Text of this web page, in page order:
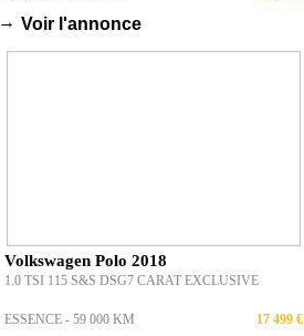
→ Voir l'annonce
Volkswagen Polo 2018
1.0 TSI 115 S&S DSG7 CARAT EXCLUSIVE
ESSENCE - 59 000 KM 17 499 €